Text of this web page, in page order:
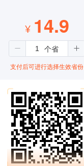
¥ 14.9
支付后可进行选择生效省份